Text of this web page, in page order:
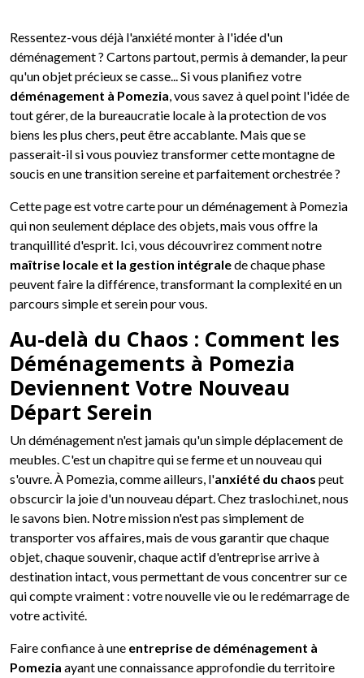
Ressentez-vous déjà l'anxiété monter à l'idée d'un
déménagement ? Cartons partout, permis à demander, la peur
qu'un objet précieux se casse... Si vous planifiez votre
déménagement à Pomezia, vous savez à quel point l'idée de
tout gérer, de la bureaucratie locale à la protection de vos
biens les plus chers, peut être accablante. Mais que se
passerait-il si vous pouviez transformer cette montagne de
soucis en une transition sereine et parfaitement orchestrée ?
Cette page est votre carte pour un déménagement à Pomezia
qui non seulement déplace des objets, mais vous offre la
tranquillité d'esprit. Ici, vous découvrirez comment notre
maîtrise locale et la gestion intégralede chaque phase
peuvent faire la différence, transformant la complexité en un
parcours simple et serein pour vous.
Au-delà du Chaos : Comment les
Déménagements à Pomezia
Deviennent Votre Nouveau
Départ Serein
Un déménagement n'est jamais qu'un simple déplacement de
meubles. C'est un chapitre qui se ferme et un nouveau qui
s'ouvre. À Pomezia, comme ailleurs, l'anxiété du chaos peut
obscurcir la joie d'un nouveau départ. Chez traslochi.net, nous
le savons bien. Notre mission n'est pas simplement de
transporter vos affaires, mais de vous garantir que chaque
objet, chaque souvenir, chaque actif d'entreprise arrive à
destination intact, vous permettant de vous concentrer sur ce
qui compte vraiment : votre nouvelle vie ou le redémarrage de
votre activité.
Faire confiance à une entreprise de déménagement à
Pomezia ayant une connaissance approfondie du territoire